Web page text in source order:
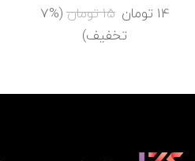
14 تومان 15تومان (7%
تخفیف)